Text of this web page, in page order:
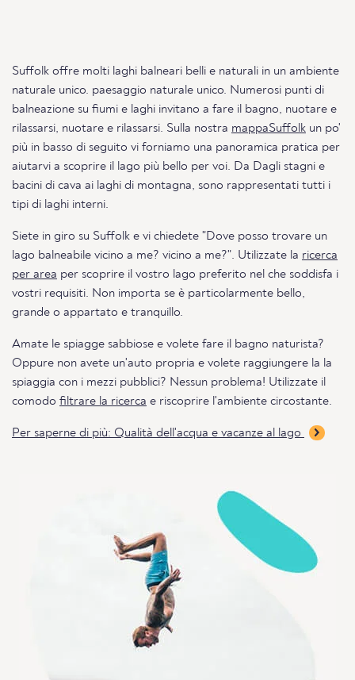
Suffolk offre molti laghi balneari belli e naturali in un ambiente
naturale unico. paesaggio naturale unico. Numerosi punti di
balneazione su fiumi e laghi invitano a fare il bagno, nuotare e
rilassarsi, nuotare e rilassarsi. Sulla nostra mappaSuffolk un po'
più in basso di seguito vi forniamo una panoramica pratica per
aiutarvi a scoprire il lago più bello per voi. Da Dagli stagni e
bacini di cava ai laghi di montagna, sono rappresentati tutti i
tipi di laghi interni.
Siete in giro su Suffolk e vi chiedete "Dove posso trovare un
lago balneabile vicino a me? vicino a me?". Utilizzate la ricerca
per area per scoprire il vostro lago preferito nel che soddisfa i
vostri requisiti. Non importa se è particolarmente bello,
grande o appartato e tranquillo.
Amate le spiagge sabbiose e volete fare il bagno naturista?
Oppure non avete un'auto propria e volete raggiungere la la
spiaggia con i mezzi pubblici? Nessun problema! Utilizzate il
comodo filtrare la ricerca e riscoprire l'ambiente circostante.
Per saperne di più: Qualità dell'acqua e vacanze al lago